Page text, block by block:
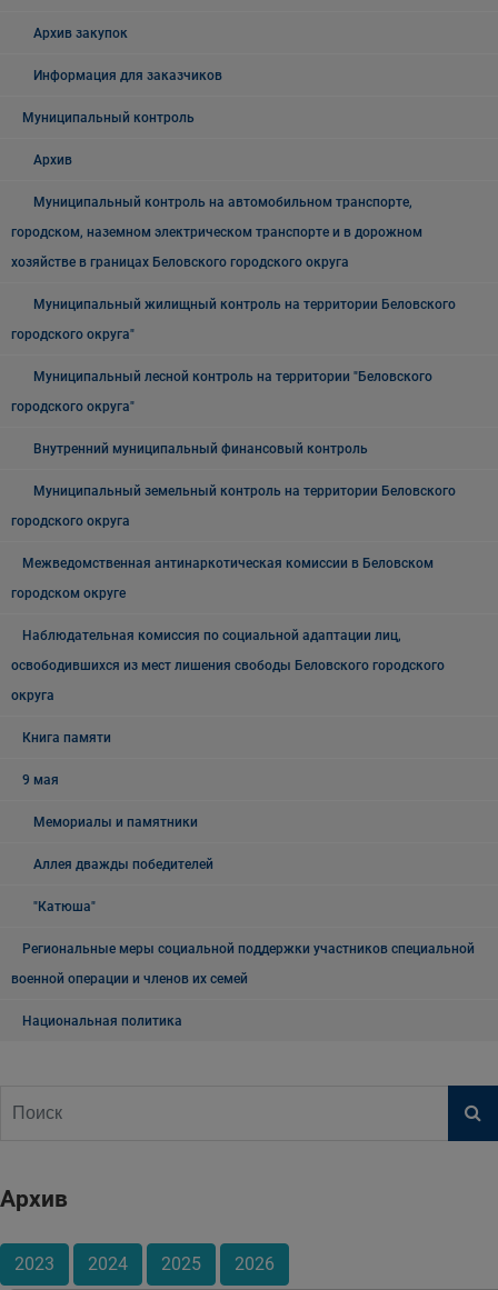
Архив закупок
Информация для заказчиков
Муниципальный контроль
Архив
Муниципальный контроль на автомобильном транспорте,
городском, наземном электрическом транспорте и в дорожном
хозяйстве в границах Беловского городского округа
Муниципальный жилищный контроль на территории Беловского
городского округа"
Муниципальный лесной контроль на территории "Беловского
городского округа"
Внутренний муниципальный финансовый контроль
Муниципальный земельный контроль на территории Беловского
городского округа
Межведомственная антинаркотическая комиссии в Беловском
городском округе
Наблюдательная комиссия по социальной адаптации лиц,
освободившихся из мест лишения свободы Беловского городского
округа
Книга памяти
9 мая
Мемориалы и памятники
Аллея дважды победителей
"Катюша"
Региональные меры социальной поддержки участников специальной
военной операции и членов их семей
Национальная политика
Архив
2023 2024 2025 2026